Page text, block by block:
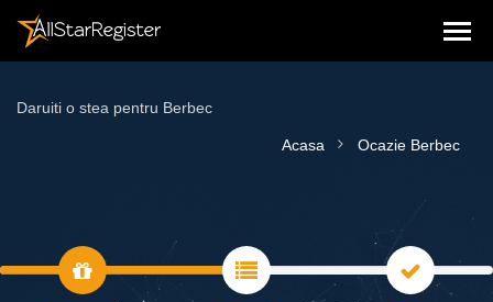
Daruiti o stea pentru Berbec
Acasa Ocazie Berbec